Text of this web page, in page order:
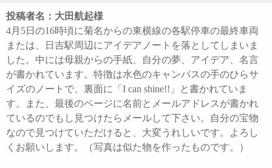
投稿者名：大田航起様
4月5日の16時頃に菊名からの東横線の各駅停車の最終車両
または、日吉駅周辺にアイデアノートを落としてしまいま
した。中には母親からの手紙、自分の夢、アイデア、名言
が書かれています。特徴は水色のキャンパスの手のひらサ
イズのノートで、裏面に「I can shine!!」と書かれていま
す。また、最後のページに名前とメールアドレスが書かれ
ているのでもし見つけたらメールして下さい。自分の宝物
なので見つけていただけると、大変うれしいです。よろし
くお願いします。（写真は似た物を作ったものです。）